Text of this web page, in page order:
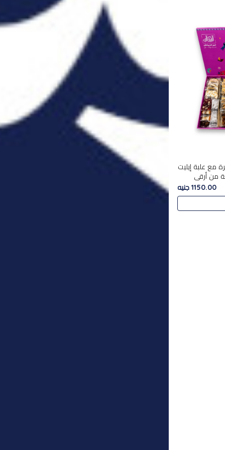
مع علبة إيليت
35 قطعة من أرقى
,معروضة
في..
1150.00 جنيه